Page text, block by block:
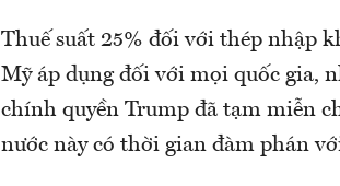
Thuế suất 25% đối với thép nhập
Mỹ áp dụng đối với mọi quốc gia,
chính quyền Trump đã tạm miễn
nước này có thời gian đàm phán